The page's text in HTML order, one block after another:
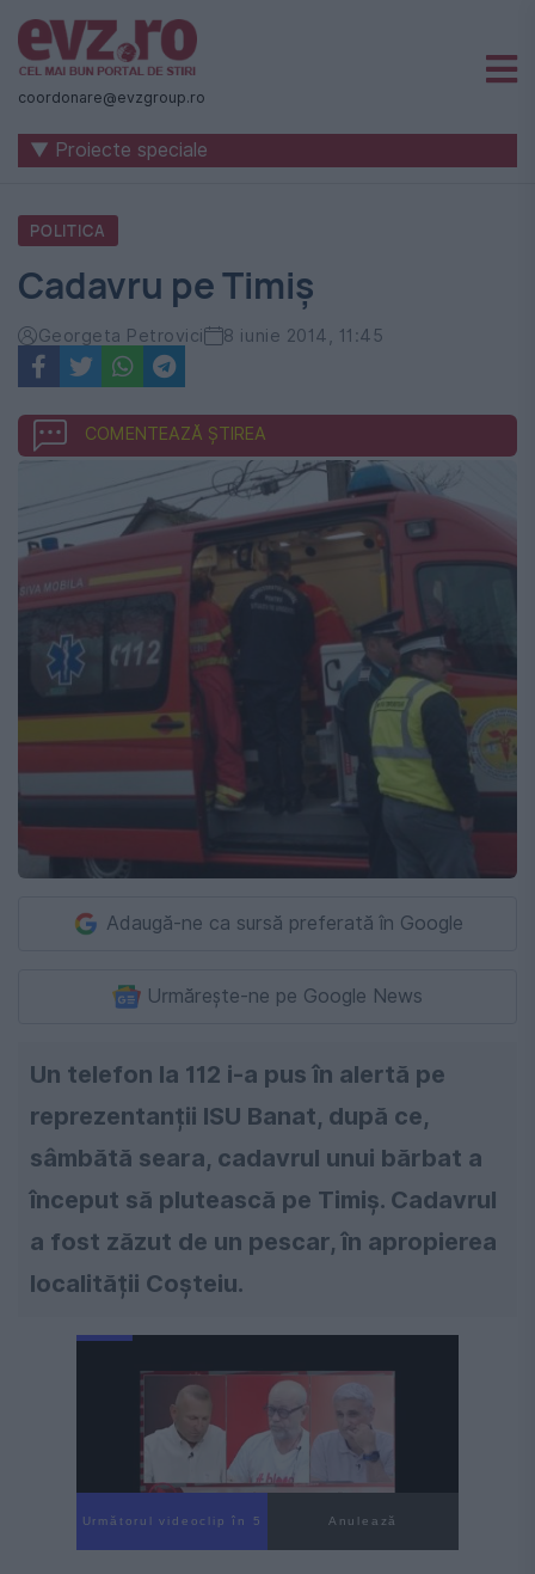
Știri
naționale
internaționale
România
-
Evenimentul
Zilei
coordonare@evzgroup.ro
▼ Proiecte speciale
POLITICA
Cadavru pe Timiș
Georgeta Petrovici 8 iunie 2014, 11:45
COMENTEAZĂ ȘTIREA
Adaugă-ne ca sursă preferată în Google
Urmărește-ne pe Google News
Un telefon la 112 i-a pus în alertă pe
reprezentanții ISU Banat, după ce,
sâmbătă seara, cadavrul unui bărbat a
început să plutească pe Timiș. Cadavrul
a fost zăzut de un pescar, în apropierea
localității Coșteiu.
Următorul videoclip în 4 Anulează